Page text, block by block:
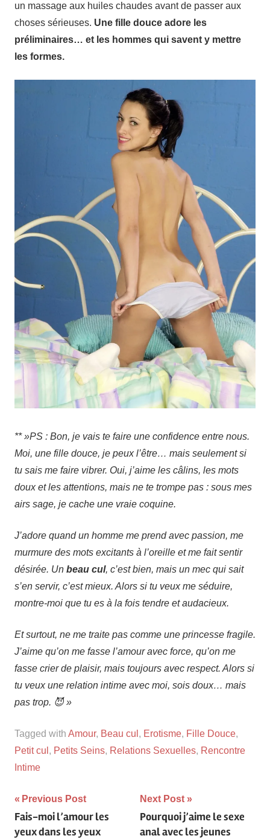
un massage aux huiles chaudes avant de passer aux
choses sérieuses. Une fille douce adore les
préliminaires… et les hommes qui savent y mettre
les formes.
** »PS : Bon, je vais te faire une confidence entre nous.
Moi, une fille douce, je peux l’être… mais seulement si
tu sais me faire vibrer. Oui, j’aime les câlins, les mots
doux et les attentions, mais ne te trompe pas : sous mes
airs sage, je cache une vraie coquine.
J’adore quand un homme me prend avec passion, me
murmure des mots excitants à l’oreille et me fait sentir
désirée. Un beau cul, c’est bien, mais un mec qui sait
s’en servir, c’est mieux. Alors si tu veux me séduire,
montre-moi que tu es à la fois tendre et audacieux.
Et surtout, ne me traite pas comme une princesse fragile.
J’aime qu’on me fasse l’amour avec force, qu’on me
fasse crier de plaisir, mais toujours avec respect. Alors si
tu veux une relation intime avec moi, sois doux… mais
pas trop. 😈 »
Tagged with Amour, Beau cul , Erotisme, Fille Douce,
Petit cul , Petits Seins, Relations Sexuelles, Rencontre
Intime
Navigation
de
Previous Post
Fais-moi l’amour les
yeux dans les yeux
Next Post
Pourquoi j’aime le sexe
anal avec les jeunes